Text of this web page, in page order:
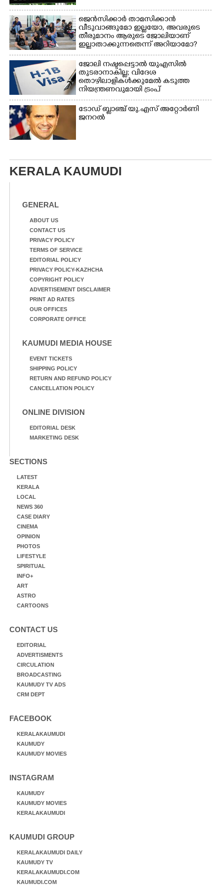
ജെൻസിക്കാർ താമസിക്കാൻ
വീടുവാങ്ങുമോ ഇല്ലയോ, അവരുടെ
തീരുമാനം ആരുടെ ജോലിയാണ്
ഇല്ലാതാക്കുന്നതെന്ന് അറിയാമോ?
ജോലി നഷ്ടപ്പെട്ടാൽ യുഎസിൽ
തുടരാനാകില്ല; വിദേശ
തൊഴിലാളികൾക്കുമേൽ കടുത്ത
നിയന്ത്രണവുമായി ട്രംപ്‌
ടോഡ് ബ്ലാഞ്ച് യു.എസ് അറ്റോർണി
ജനറൽ
KERALA KAUMUDI
GENERAL
ABOUT US
CONTACT US
PRIVACY POLICY
TERMS OF SERVICE
EDITORIAL POLICY
PRIVACY POLICY-KAZHCHA
COPYRIGHT POLICY
ADVERTISEMENT DISCLAIMER
PRINT AD RATES
OUR OFFICES
CORPORATE OFFICE
KAUMUDI MEDIA HOUSE
EVENT TICKETS
SHIPPING POLICY
RETURN AND REFUND POLICY
CANCELLATION POLICY
ONLINE DIVISION
EDITORIAL DESK
MARKETING DESK
SECTIONS
LATEST
KERALA
LOCAL
NEWS 360
CASE DIARY
CINEMA
OPINION
PHOTOS
LIFESTYLE
SPIRITUAL
INFO+
ART
ASTRO
CARTOONS
CONTACT US
EDITORIAL
ADVERTISMENTS
CIRCULATION
BROADCASTING
KAUMUDY TV ADS
CRM DEPT
FACEBOOK
KERALAKAUMUDI
KAUMUDY
KAUMUDY MOVIES
INSTAGRAM
KAUMUDY
KAUMUDY MOVIES
KERALAKAUMUDI
KAUMUDI GROUP
KERALAKAUMUDI DAILY
KAUMUDY TV
KERALAKAUMUDI.COM
KAUMUDI.COM